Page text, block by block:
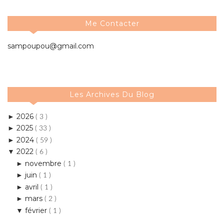
Me Contacter
sampoupou@gmail.com
Les Archives Du Blog
► 2026 ( 3 )
► 2025 ( 33 )
► 2024 ( 59 )
▼ 2022 ( 6 )
► novembre ( 1 )
► juin ( 1 )
► avril ( 1 )
► mars ( 2 )
▼ février ( 1 )